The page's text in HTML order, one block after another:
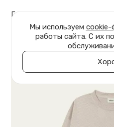
Главная Одежда Футболки
Мы используем cookie-
работы сайта. С их